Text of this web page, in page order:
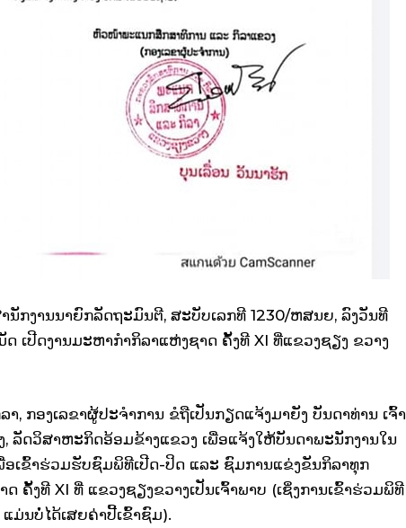
ນັກງານນາຍົກລັດຖະມົນຕີ, ສະບັບເລກທີ 1230/ຫສນຍ, ລົງວັນທີ
ເປີດງານມະຫາກໍາກິລາແຫ່ງຊາດ ຄັ້ງທີ XI ທີ່ແຂວງຊຽງ ຂວາງ
ກອງເລຂາຜູ້ປະຈໍາການ ຂໍຖືເປັນກຽດແຈ້ງມາຍັງ ບັນດາທ່ານ ເຈົ້າ
ລັດວິສາຫະກິດອ້ອມຂ້າງແຂວງ ເພື່ອແຈ້ງໃຫ້ບັນດາພະນັກງານໃນ
ອເຂົ້າຮ່ວມຮັບຊົມພິທີເປີດ-ປິດ ແລະ ຊົມການແຂ່ງຂັນກິລາທຸກ
ຄັ້ງທີ XI ທີ່ ແຂວງຊຽງຂວາງເປັນເຈົ້າພາບ (ເຊິ່ງການເຂົ້າຮ່ວມພິທີ
ມ່ນບໍ່ໄດ້ເສຍຄ່າປີ້ເຂົ້າຊົມ).